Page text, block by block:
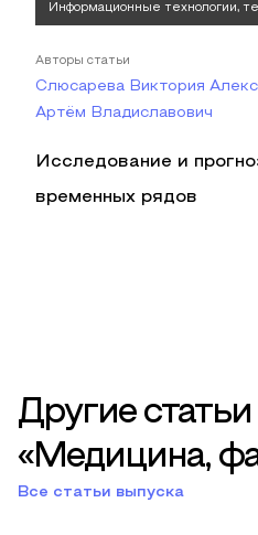
Информационные технологии,
Авторы статьи
Слюсарева Виктория
Артём Владиславович
Исследование и
временных рядов
Другие
«Медицина,
Все статьи выпуска